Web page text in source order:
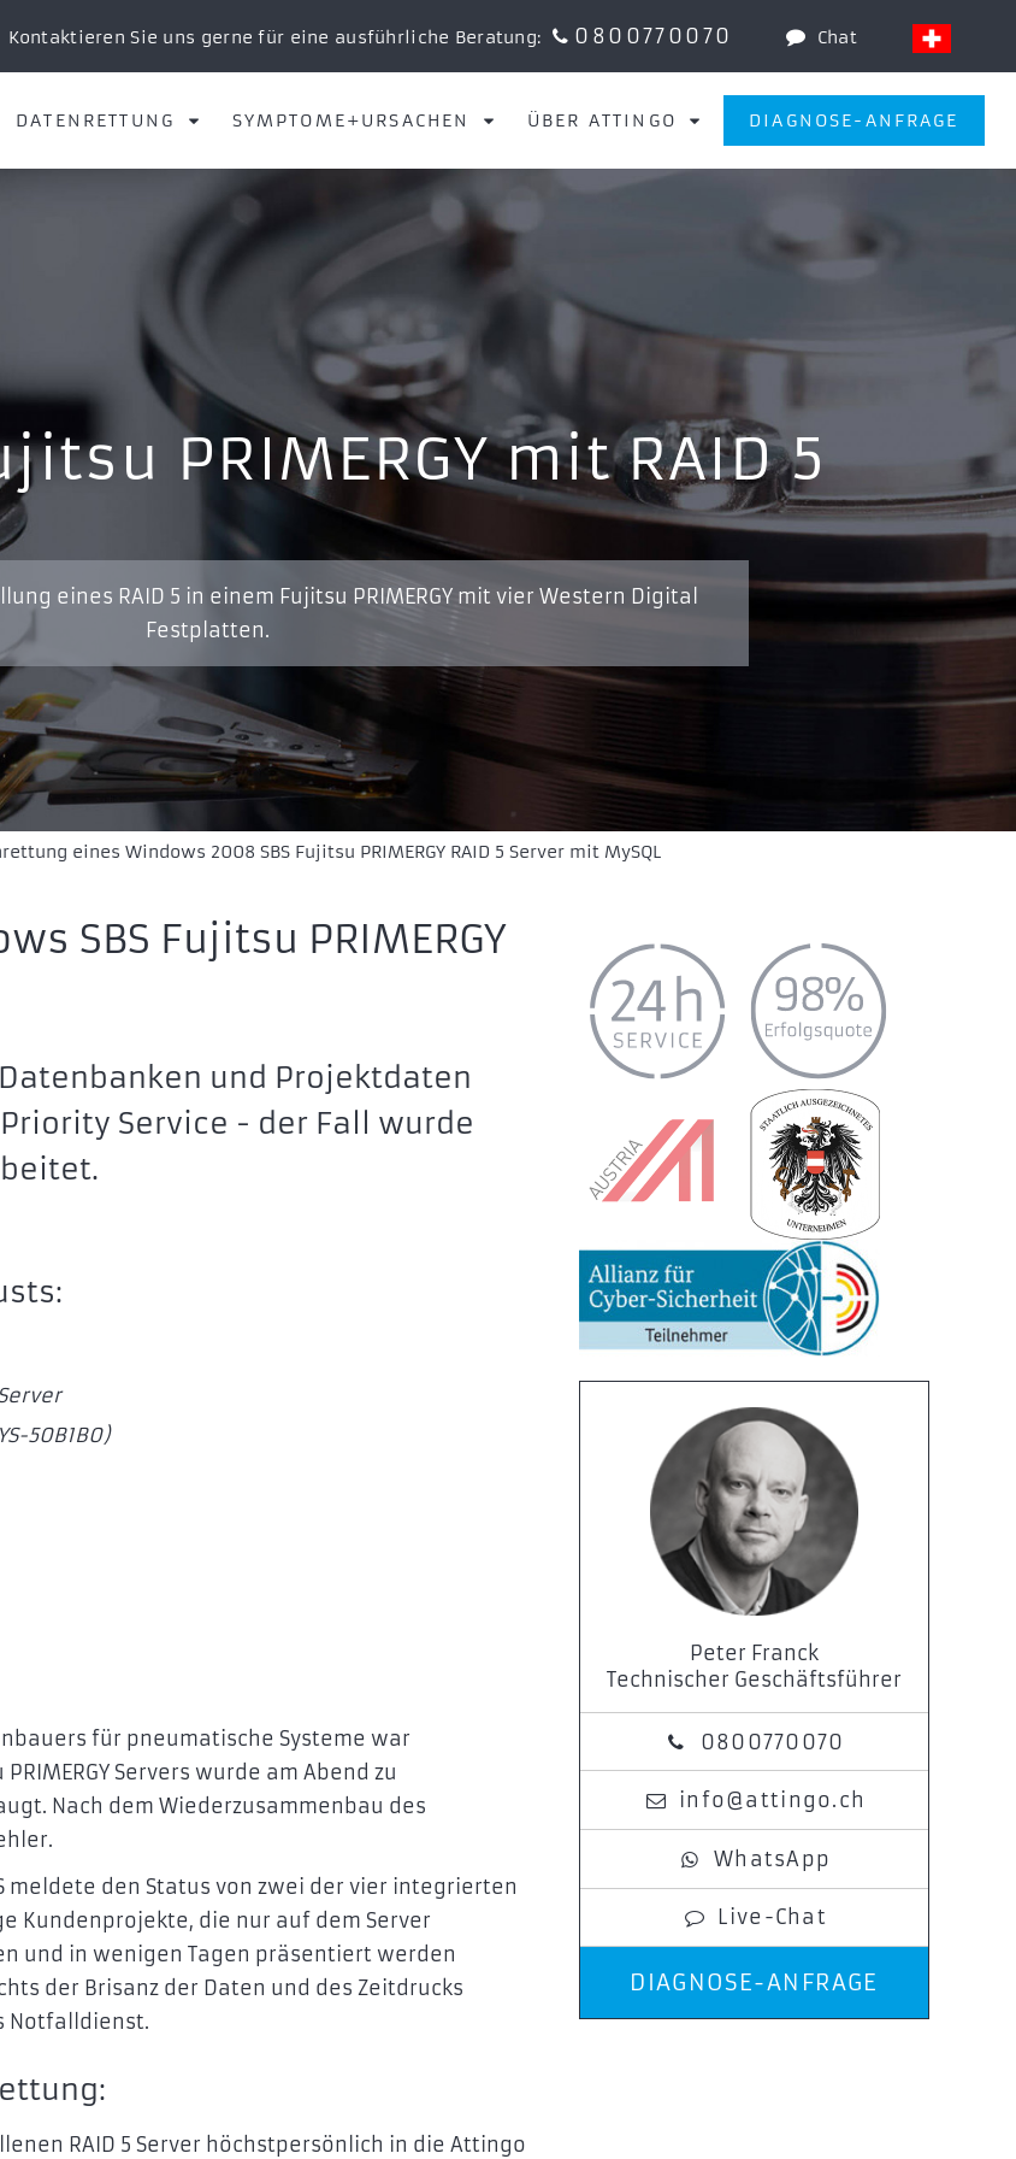
Kontaktieren Sie uns gerne für eine ausführliche Beratung: 0800770070 Chat
DATENRETTUNG SYMPTOME+URSACHEN ÜBER ATTINGO DIAGNOSE-ANFRAGE
PRIMERGY mit RAID 5
eines RAID 5 in einem Fujitsu PRIMERGY mit vier Western Digital
Festplatten.
eines Windows 2008 SBS Fujitsu PRIMERGY RAID 5 Server mit MySQL
SBS Fujitsu PRIMERGY
und Projektdaten
Service - der Fall wurde
50B1B0)
für pneumatische Systeme war
Servers wurde am Abend zu
Nach dem Wiederzusammenbau des
meldete den Status von zwei der vier integrierten
Kundenprojekte, die nur auf dem Server
und in wenigen Tagen präsentiert werden
der Brisanz der Daten und des Zeitdrucks
Notfalldienst.
RAID 5 Server höchstpersönlich in die Attingo
Peter Franck
Technischer Geschäftsführer
0800770070
info@attingo.ch
WhatsApp
Live-Chat
DIAGNOSE-ANFRAGE